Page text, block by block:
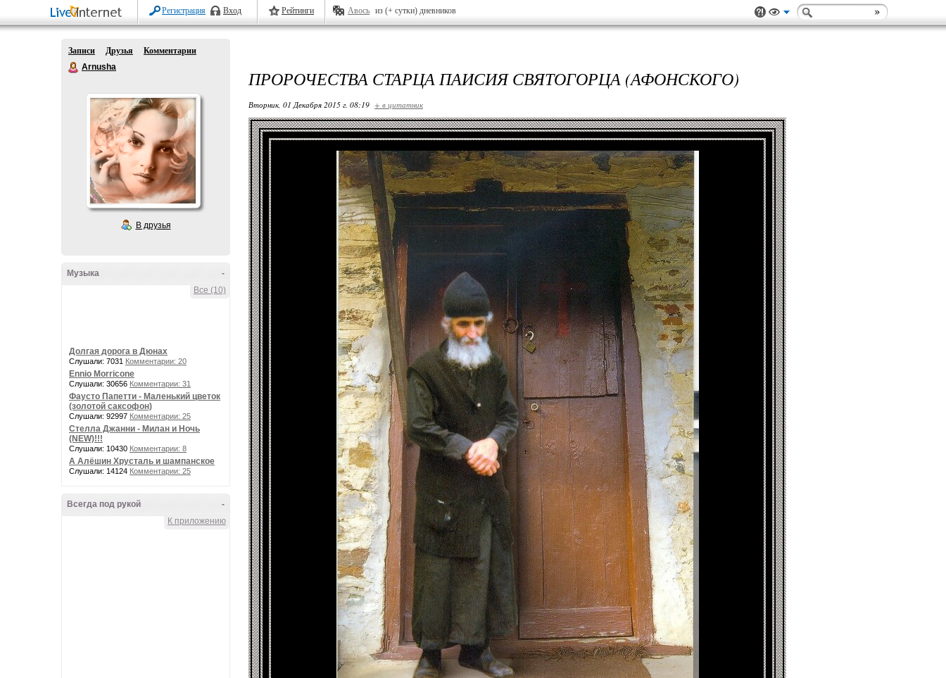
Регистрация Вход Рейтинги Авось из (+ сутки) дневников
Записи Друзья
Комментарии
Arnusha
В друзья
-
Музыка
Все (10)
Долгая дорога в Дюнах
Слушали: 7031 Комментарии: 20
Ennio Morricone
Слушали: 30656 Комментарии: 31
Фаусто Папетти - Маленький цветок
(золотой саксофон)
Слушали: 92997 Комментарии: 25
Стелла Джанни - Милан и Ночь
(NEW)!!!
Слушали: 10430 Комментарии: 8
А Алёшин Хрусталь и шампанское
Слушали: 14124 Комментарии: 25
-
Всегда под рукой
К приложению
ПРОРОЧЕСТВА СТАРЦА ПАИСИЯ СВЯТОГОРЦА (АФОНСКОГО)
Вторник, 01 Декабря 2015 г. 08:19 + в цитатник